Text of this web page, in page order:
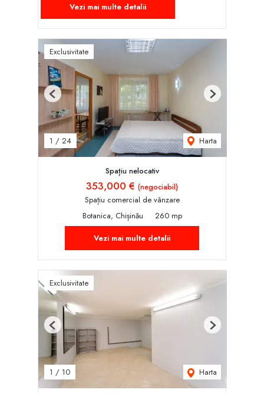
Vezi mai multe detalii
Exclusivitate
1 / 24 Harta
Previous Next
Spațiu nelocativ
353,000 € (negociabil)
Spațiu comercial de vânzare
Botanica, Chișinău
260 mp
Vezi mai multe detalii
Exclusivitate
1 / 10 Harta
Previous Next